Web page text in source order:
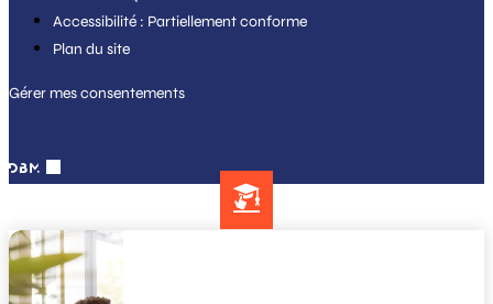
Accessibilité : Partiellement conforme
Plan du site
Gérer mes consentements